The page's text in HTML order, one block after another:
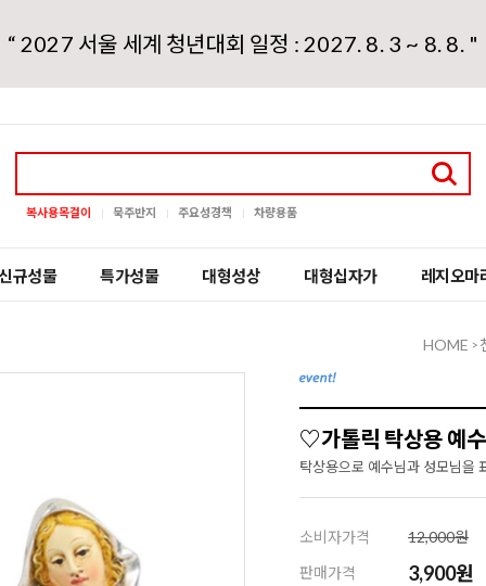
“ 2027 서울 세계 청년대회 일정 : 2027. 8. 3 ~ 8. 8. "
복사용목걸이 묵주반지 주요성경책 차량용품
신규성물 특가성물 대형성상 대형십자가 레지오마
HOME >
♡가톨릭 탁상용 예
탁상용으로 예수님과 성모님을
소비자가격
12,000원
판매가격
3,900원